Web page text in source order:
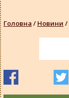
Головна / Новини /